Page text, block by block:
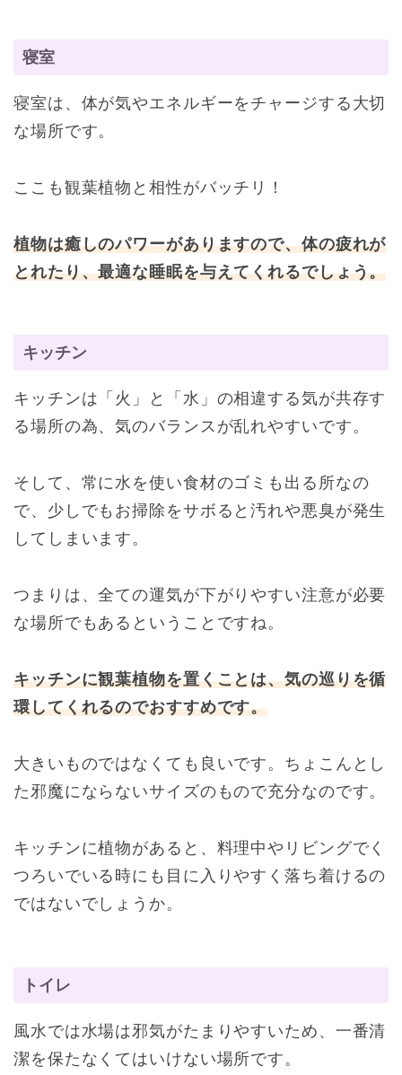
寝室
寝室は、体が気やエネルギーをチャージする大切
な場所です。
ここも観葉植物と相性がバッチリ！
植物は癒しのパワーがありますので、体の疲れが
とれたり、最適な睡眠を与えてくれるでしょう。
キッチン
キッチンは「火」と「水」の相違する気が共存す
る場所の為、気のバランスが乱れやすいです。
そして、常に水を使い食材のゴミも出る所なの
で、少しでもお掃除をサボると汚れや悪臭が発生
してしまいます。
つまりは、全ての運気が下がりやすい注意が必要
な場所でもあるということですね。
キッチンに観葉植物を置くことは、気の巡りを循
環してくれるのでおすすめです。
大きいものではなくても良いです。ちょこんとし
た邪魔にならないサイズのもので充分なのです。
キッチンに植物があると、料理中やリビングでく
つろいでいる時にも目に入りやすく落ち着けるの
ではないでしょうか。
トイレ
風水では水場は邪気がたまりやすいため、一番清
潔を保たなくてはいけない場所です。